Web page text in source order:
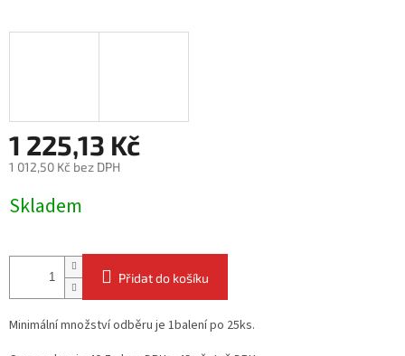
1 225,13 Kč
1 012,50 Kč bez DPH
cena:
Skladem
Přidat do košíku
Minimální množství odběru je 1balení po 25ks.